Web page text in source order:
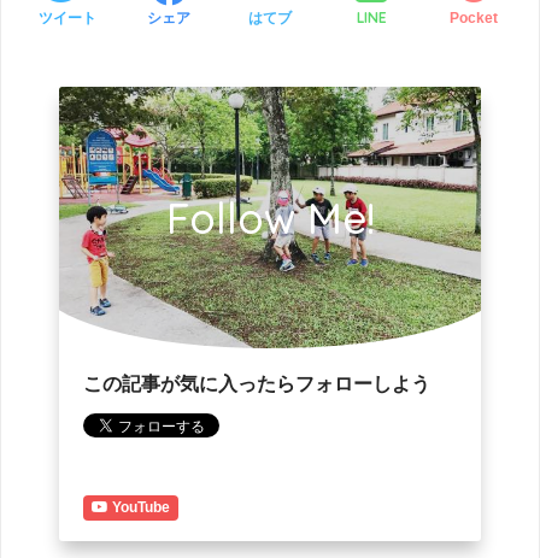
ツイート シェア はてブ LINE Pocket
Follow Me!
この記事が気に入ったらフォローしよう
YouTube